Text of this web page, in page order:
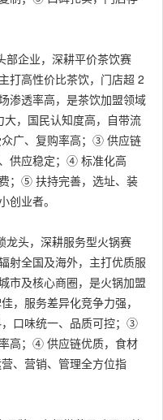
部企业，深耕平价茶饮赛
打高性价比茶饮，门店超 2
渗透率高，是茶饮加盟领域
，国民认知度高，自带流
广、复购率高；③ 供应链
供应稳定；④ 标准化高
；⑤ 扶持完善，选址、装
创业者。
龙头，深耕服务型火锅赛
射全国及海外，主打优质服
市及核心商圈，是火锅加盟
，服务差异化竞争力强，
口味统一、品质可控；③
高；④ 供应链优质，食材
、营销、管理全方位指